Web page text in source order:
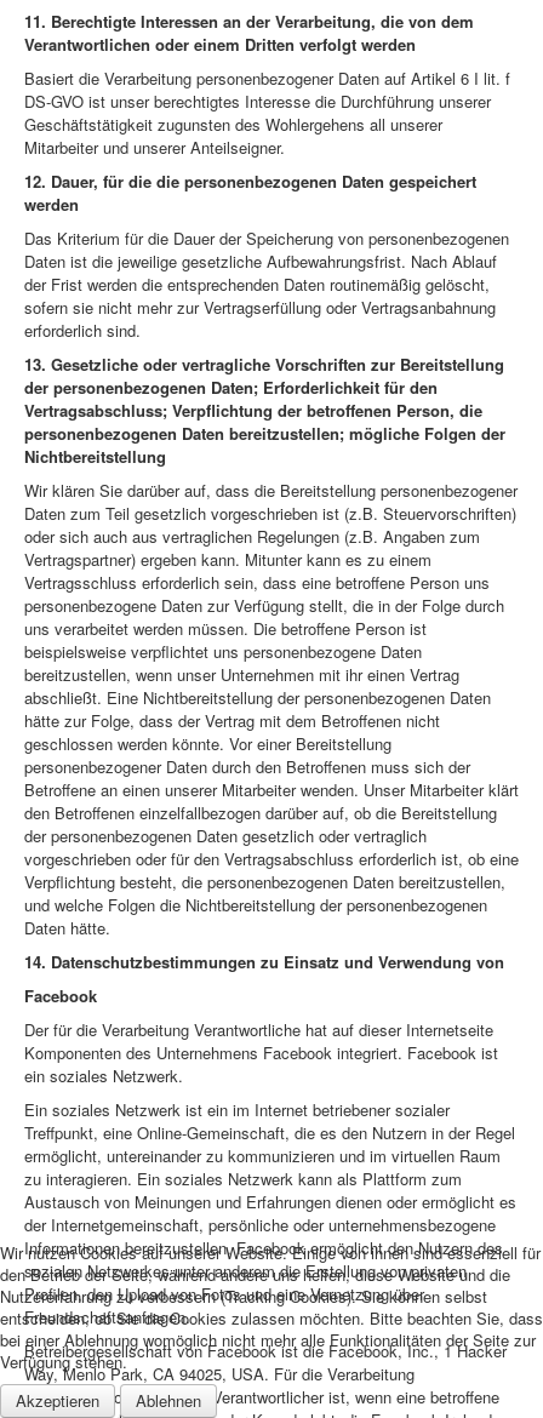
11. Berechtigte Interessen an der Verarbeitung, die von dem
Verantwortlichen oder einem Dritten verfolgt werden
Basiert die Verarbeitung personenbezogener Daten auf Artikel 6 I lit. f
DS-GVO ist unser berechtigtes Interesse die Durchführung unserer
Geschäftstätigkeit zugunsten des Wohlergehens all unserer
Mitarbeiter und unserer Anteilseigner.
12. Dauer, für die die personenbezogenen Daten gespeichert
werden
Das Kriterium für die Dauer der Speicherung von personenbezogenen
Daten ist die jeweilige gesetzliche Aufbewahrungsfrist. Nach Ablauf
der Frist werden die entsprechenden Daten routinemäßig gelöscht,
sofern sie nicht mehr zur Vertragserfüllung oder Vertragsanbahnung
erforderlich sind.
13. Gesetzliche oder vertragliche Vorschriften zur Bereitstellung
der personenbezogenen Daten; Erforderlichkeit für den
Vertragsabschluss; Verpflichtung der betroffenen Person, die
personenbezogenen Daten bereitzustellen; mögliche Folgen der
Nichtbereitstellung
Wir klären Sie darüber auf, dass die Bereitstellung personenbezogener
Daten zum Teil gesetzlich vorgeschrieben ist (z.B. Steuervorschriften)
oder sich auch aus vertraglichen Regelungen (z.B. Angaben zum
Vertragspartner) ergeben kann. Mitunter kann es zu einem
Vertragsschluss erforderlich sein, dass eine betroffene Person uns
personenbezogene Daten zur Verfügung stellt, die in der Folge durch
uns verarbeitet werden müssen. Die betroffene Person ist
beispielsweise verpflichtet uns personenbezogene Daten
bereitzustellen, wenn unser Unternehmen mit ihr einen Vertrag
abschließt. Eine Nichtbereitstellung der personenbezogenen Daten
hätte zur Folge, dass der Vertrag mit dem Betroffenen nicht
geschlossen werden könnte. Vor einer Bereitstellung
personenbezogener Daten durch den Betroffenen muss sich der
Betroffene an einen unserer Mitarbeiter wenden. Unser Mitarbeiter klärt
den Betroffenen einzelfallbezogen darüber auf, ob die Bereitstellung
der personenbezogenen Daten gesetzlich oder vertraglich
vorgeschrieben oder für den Vertragsabschluss erforderlich ist, ob eine
Verpflichtung besteht, die personenbezogenen Daten bereitzustellen,
und welche Folgen die Nichtbereitstellung der personenbezogenen
Daten hätte.
14. Datenschutzbestimmungen zu Einsatz und Verwendung von
Facebook
Der für die Verarbeitung Verantwortliche hat auf dieser Internetseite
Komponenten des Unternehmens Facebook integriert. Facebook ist
ein soziales Netzwerk.
Ein soziales Netzwerk ist ein im Internet betriebener sozialer
Treffpunkt, eine Online-Gemeinschaft, die es den Nutzern in der Regel
ermöglicht, untereinander zu kommunizieren und im virtuellen Raum
zu interagieren. Ein soziales Netzwerk kann als Plattform zum
Austausch von Meinungen und Erfahrungen dienen oder ermöglicht es
der Internetgemeinschaft, persönliche oder unternehmensbezogene
Informationen bereitzustellen. Facebook ermöglicht den Nutzern des
sozialen Netzwerkes unter anderem die Erstellung von privaten
Profilen, den Upload von Fotos und eine Vernetzung über
Freundschaftsanfragen.
Betreibergesellschaft von Facebook ist die Facebook, Inc., 1 Hacker
Way, Menlo Park, CA 94025, USA. Für die Verarbeitung
personenbezogener Daten Verantwortlicher ist, wenn eine betroffene
Wir nutzen Cookies auf unserer Website. Einige von ihnen sind essenziell für
den Betrieb der Seite, während andere uns helfen, diese Website und die
Nutzererfahrung zu verbessern (Tracking Cookies). Sie können selbst
entscheiden, ob Sie die Cookies zulassen möchten. Bitte beachten Sie, dass
bei einer Ablehnung womöglich nicht mehr alle Funktionalitäten der Seite zur
Verfügung stehen.
Akzeptieren
Ablehnen